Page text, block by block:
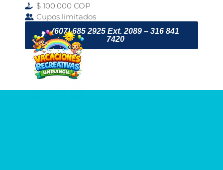
$ 100.000 COP
Cupos limitados
(607) 685 2925 Ext. 2089 – 316 841
7420